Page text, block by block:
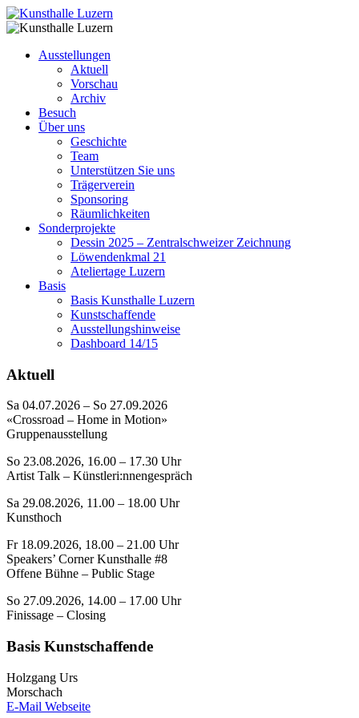
Ausstellungen
Aktuell
Vorschau
Archiv
Besuch
Über uns
Geschichte
Team
Unterstützen Sie uns
Trägerverein
Sponsoring
Räumlichkeiten
Sonderprojekte
Dessin 2025 – Zentralschweizer Zeichnung
Löwendenkmal 21
Ateliertage Luzern
Basis
Basis Kunsthalle Luzern
Kunstschaffende
Ausstellungshinweise
Dashboard 14/15
Aktuell
Sa 04.07.2026 – So 27.09.2026
«Crossroad – Home in Motion»
Gruppenausstellung
So 23.08.2026, 16.00 – 17.30 Uhr
Artist Talk – Künstleri:nnengespräch
Sa 29.08.2026, 11.00 – 18.00 Uhr
Kunsthoch
Fr 18.09.2026, 18.00 – 21.00 Uhr
Speakers’ Corner Kunsthalle #8
Offene Bühne – Public Stage
So 27.09.2026, 14.00 – 17.00 Uhr
Finissage – Closing
Basis Kunstschaffende
Holzgang Urs
Morschach
E-Mail Webseite